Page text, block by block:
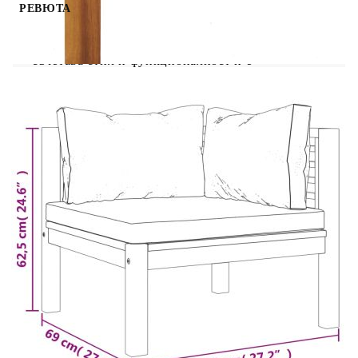
РЕВЮТА
ъгловият стол е стабилен, здрав и издръжлив.
Масленото му покритие го прави подходящ за
използване на открито. Подплатените
възглавници на седалката и облегалката
осигуряват максимален комфорт при седене.
Можете да ги комбинирате с други налични
модулни сегменти, за да създадете собствени
конфигурации за градински лаундж комплект!
Забележка: За да удължите живота на вашите
градински мебели, препоръчваме ви да ги
почиствате редовно и да не ги оставяте
ненужно на открито без защита.Почистване:
Ако е възможно, съхранявайте на хладно и сухо
на открито, защитете го с водоустойчиво
покривало. Избършете и изсушете излишната
вода или сняг от плоските повърхности след